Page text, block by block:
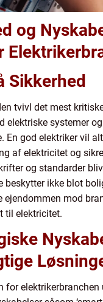
og
Sikkerhed
tvivl det mest
elektriske systemer
En god elektriker vil
af elektricitet og
og standarder
beskytter ikke blot
ejendommen mod
til elektricitet.
for elektrikerbranchen